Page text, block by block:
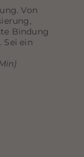
Von
Bindung
Sei ein